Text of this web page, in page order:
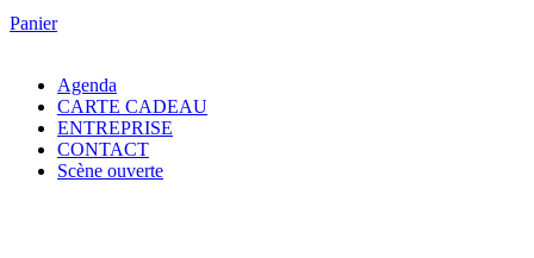
Panier
Agenda
CARTE CADEAU
ENTREPRISE
CONTACT
Scène ouverte